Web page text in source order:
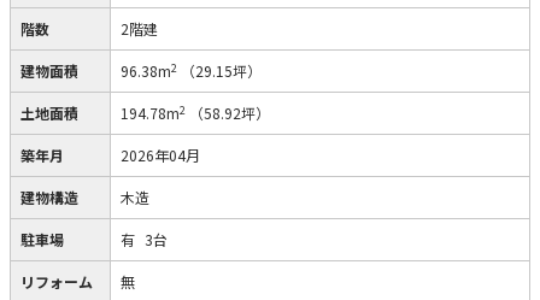
階数 2階建
建物面積 96.38m2 （29.15坪）
土地面積 194.78m2 （58.92坪）
築年月 2026年04月
建物構造 木造
駐車場 有 3台
リフォーム 無